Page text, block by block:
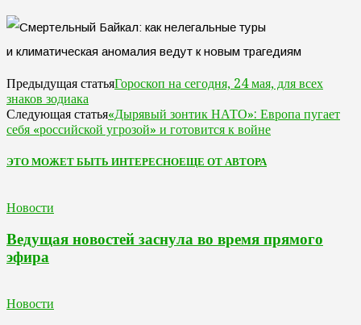
Предыдущая статьяГороскоп на сегодня, 24 мая, для всех
знаков зодиака
Следующая статья«Дырявый зонтик НАТО»: Европа пугает
себя «российской угрозой» и готовится к войне
ЭТО МОЖЕТ БЫТЬ ИНТЕРЕСНОЕЩЕ ОТ АВТОРА
Новости
Ведущая новостей заснула во время прямого
эфира
Новости